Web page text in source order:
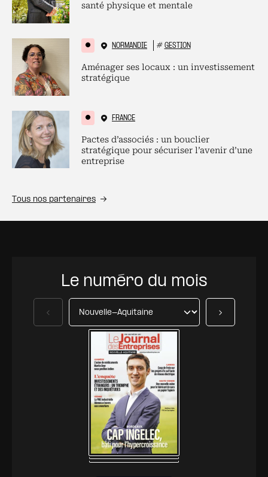
santé physique et mentale
NORMANDIE # GESTION
Aménager ses locaux : un investissement
stratégique
FRANCE
Pactes d’associés : un bouclier
stratégique pour sécuriser l’avenir d’une
entreprise
Tous nos partenaires
Le numéro du mois
Précédent Suivant